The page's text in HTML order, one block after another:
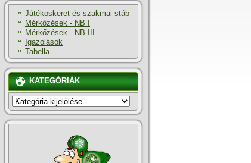
Játékoskeret és szakmai stáb
Mérkőzések - NB I
Mérkőzések - NB III
Igazolások
Tabella
KATEGÓRIÁK
KATEGÓRIÁK